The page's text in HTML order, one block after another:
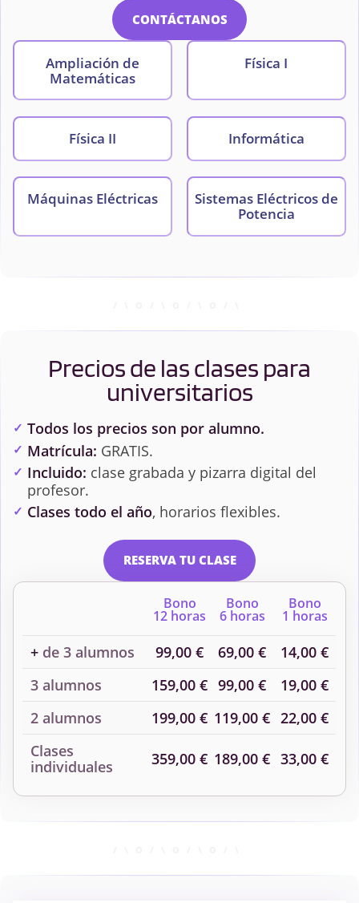
CONTÁCTANOS
Ampliación de
Matemáticas
Física I
Física II Informática
Máquinas Eléctricas
Sistemas Eléctricos de
Potencia
Precios de las clases para
universitarios
Todos los precios son por alumno.
Matrícula: GRATIS.
Incluido: clase grabada y pizarra digital del
profesor.
Clases todo el año, horarios flexibles.
RESERVA TU CLASE
Bono
12 horas
Bono
6 horas
Bono
1 horas
+ de 3 alumnos 99,00 € 69,00 €
14,00 €
3 alumnos
159,00 € 99,00 €
19,00 €
2 alumnos
199,00 € 119,00 € 22,00 €
Clases
individuales
359,00 € 189,00 € 33,00 €